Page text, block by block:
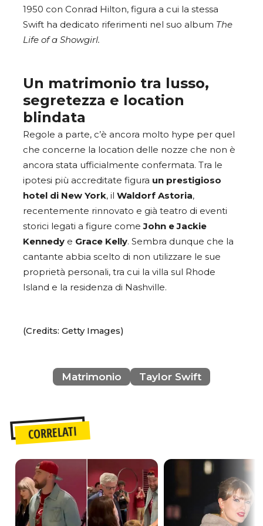
1950 con Conrad Hilton, figura a cui la stessa
Swift ha dedicato riferimenti nel suo album The
Life of a Showgirl.
Un matrimonio tra lusso,
segretezza e location
blindata
Regole a parte, c’è ancora molto hype per quel
che concerne la location delle nozze che non è
ancora stata ufficialmente confermata. Tra le
ipotesi più accreditate figura un prestigioso
hotel di New York, il Waldorf Astoria,
recentemente rinnovato e già teatro di eventi
storici legati a figure comeJohn e Jackie
Kennedy e Grace Kelly. Sembra dunque che la
cantante abbia scelto di non utilizzare le sue
proprietà personali, tra cui la villa sul Rhode
Island e la residenza di Nashville.
(Credits: Getty Images)
Matrimonio Taylor Swift
CORRELATI